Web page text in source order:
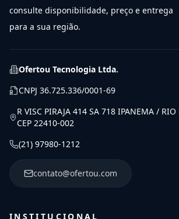
consulte disponibilidade, preço e entrega
para a sua região.
Ofertou Tecnologia Ltda.
CNPJ 36.725.336/0001-69
R VISC PIRAJA 414 SA 718 IPANEMA / RIO
CEP 22410-002
(21) 97980-1212
contato@ofertou.com
INSTITUCIONAL